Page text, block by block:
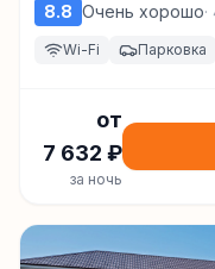
8.8 Очень хорошо·
Wi-Fi Парковка
от
7 632 ₽
за ночь